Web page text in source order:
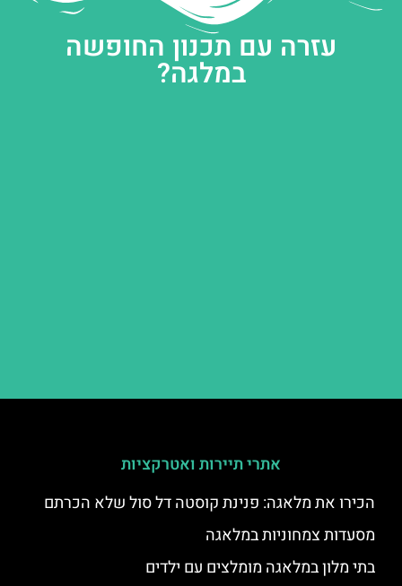
עזרה עם תכנון החופשה
במלגה?
אתרי תיירות ואטרקציות
הכירו את מלאגה: פנינת קוסטה דל סול שלא הכרתם
מסעדות צמחוניות במלאגה
בתי מלון במלאגה מומלצים עם ילדים